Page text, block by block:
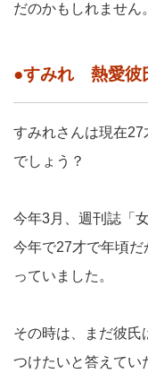
だのかもしれません。
●すみれ 熱愛彼
すみれさんは現在
でしょう？
今年3月、週刊誌「
今年で27才で年頃
っていました。
その時は、まだ彼氏
つけたいと答えてい